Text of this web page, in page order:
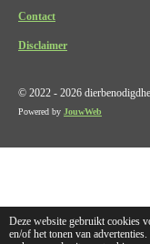
Deze website gebruikt cookies
en/of het tonen van
Contact
Disclaimer
© 2022 - 2026
Powered by JouwWeb